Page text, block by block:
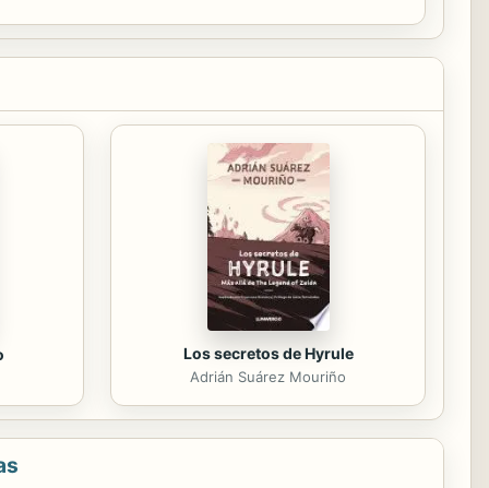
Los secretos de Hyrule
Adrián Suárez Mouriño